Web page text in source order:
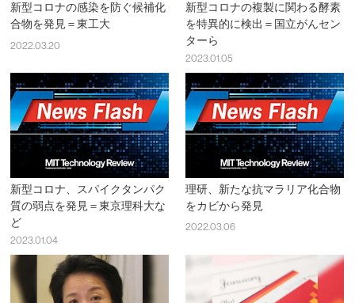
新型コロナの感染を防ぐ候補化
合物を発見＝東工大
2022.03.20
新型コロナの複製に関わる酵素
を特異的に検出＝国立がんセン
ターら
2023.01.05
新型コロナ、スパイクタンパク
質の弱点を発見＝東京理科大な
ど
2023.01.04
理研、新たな抗マラリア化合物
をカビから発見
2022.03.06